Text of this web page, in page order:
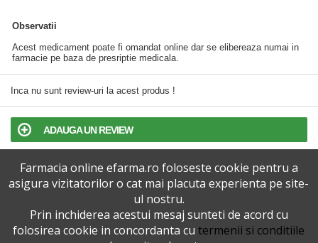
Observatii
Acest medicament poate fi omandat online dar se elibereaza numai in
farmacie pe baza de presriptie medicala.
Inca nu sunt review-uri la acest produs !
ADAUGA UN REVIEW
TERMENI SI CONDITII
POLITICA DE CONFIDENTIALITATE
Farmacia online efarma.ro foloseste cookie pentru a
asigura vizitatorilor o cat mai placuta experienta pe site-
ul nostru.
Prin inchiderea acestui mesaj sunteti de acord cu
folosirea cookie in concordanta cu termenii si conditiile